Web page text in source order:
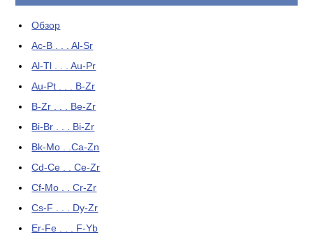
Обзор
Ac-B . . . Al-Sr
Al-Tl . . . Au-Pr
Au-Pt . . . B-Zr
B-Zr . . . Be-Zr
Bi-Br . . . Bi-Zr
Bk-Mo . .Ca-Zn
Cd-Ce . . Ce-Zr
Cf-Mo . . Cr-Zr
Cs-F . . . Dy-Zr
Er-Fe . . . F-Yb